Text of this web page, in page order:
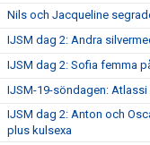
Nils och Jacqueline
IJSM dag 2: Andra
IJSM dag 2: Sofia femma
IJSM-19-söndagen:
IJSM dag 2: Anton och
plus kulsexa